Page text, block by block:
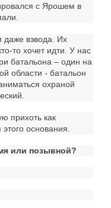
с Ярошем в
даже взвода. Их
то хочет идти. У нас
батальона – один на
области - батальон
охраной
прихоть как
основания.
или позывной?